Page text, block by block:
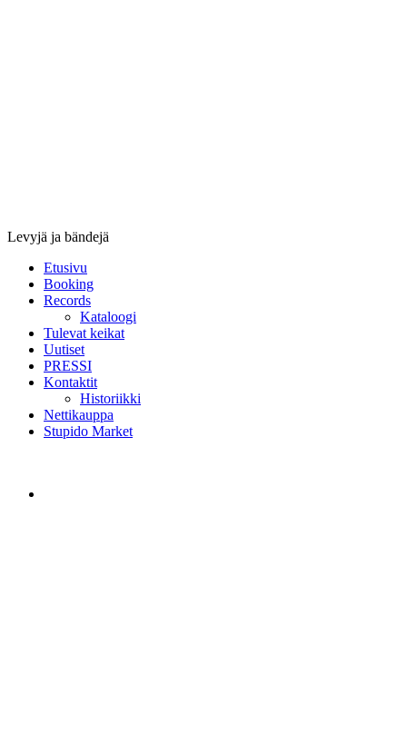
Levyjä ja bändejä
Etusivu
Booking
Records
Kataloogi
Tulevat keikat
Uutiset
PRESSI
Kontaktit
Historiikki
Nettikauppa
Stupido Market